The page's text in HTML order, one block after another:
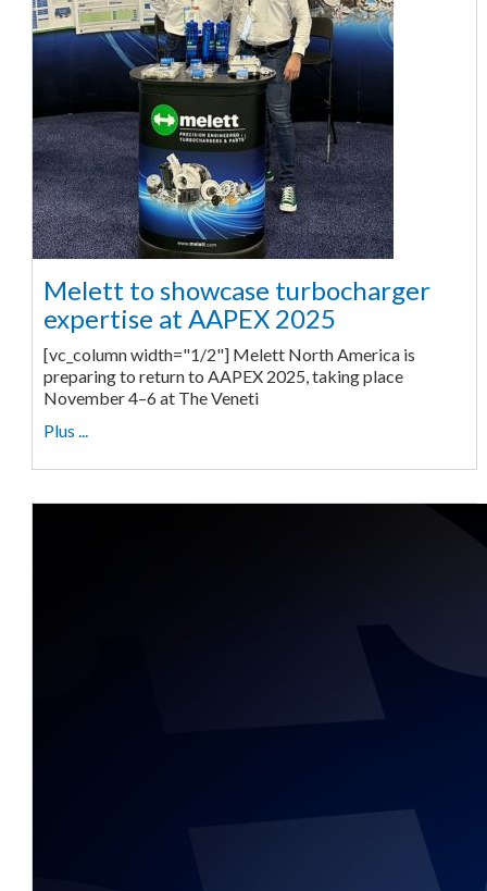
Melett to showcase turbocharger
expertise at AAPEX 2025
[vc_column width="1/2"] Melett North America is
preparing to return to AAPEX 2025, taking place
November 4–6 at The Veneti
Plus ...